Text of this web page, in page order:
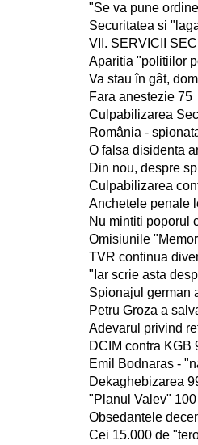
"Se va pune
Securitatea si
VII. SERVICII
Aparitia "politiilor
Va stau în gât,
Fara anestezie 75
Culpabilizarea
România -
O falsa disidenta
Din nou, despre
Culpabilizarea
Anchetele penale
Nu mintiti poporul
Omisiunile
TVR continua
"Iar scrie asta
Spionajul german
Petru Groza a
Adevarul privind
DCIM contra KGB
Emil Bodnaras -
Dekaghebizarea
"Planul Valev" 100
Obsedantele
Cei 15.000 de